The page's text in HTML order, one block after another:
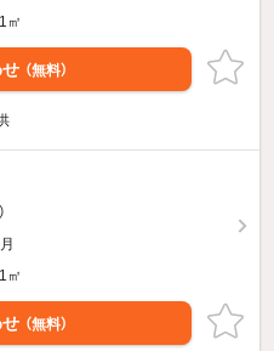
㎡
（無料）
㎡
（無料）